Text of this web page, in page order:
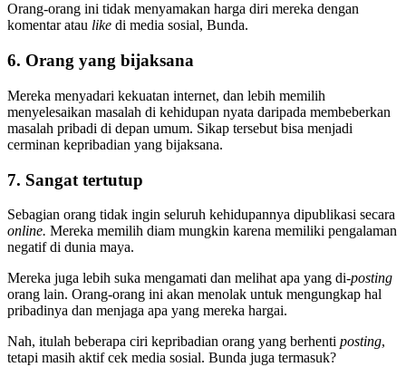
Orang-orang ini tidak menyamakan harga diri mereka dengan
komentar atau like di media sosial, Bunda.
6. Orang yang bijaksana
Mereka menyadari kekuatan internet, dan lebih memilih
menyelesaikan masalah di kehidupan nyata daripada membeberkan
masalah pribadi di depan umum. Sikap tersebut bisa menjadi
cerminan kepribadian yang bijaksana.
7. Sangat tertutup
Sebagian orang tidak ingin seluruh kehidupannya dipublikasi secara
online. Mereka memilih diam mungkin karena memiliki pengalaman
negatif di dunia maya.
Mereka juga lebih suka mengamati dan melihat apa yang di-posting
orang lain. Orang-orang ini akan menolak untuk mengungkap hal
pribadinya dan menjaga apa yang mereka hargai.
Nah, itulah beberapa ciri kepribadian orang yang berhenti posting,
tetapi masih aktif cek media sosial. Bunda juga termasuk?